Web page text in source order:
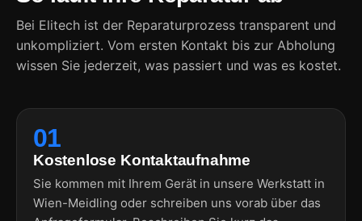
Bei Elitech ist der Reparaturprozess transparent und
unkompliziert. Vom ersten Kontakt bis zur Abholung
wissen Sie jederzeit, was passiert und was es kostet.
01
Kostenlose Kontaktaufnahme
Sie kommen mit Ihrem Gerät in unsere Werkstatt in
Wien-Meidling oder schreiben uns vorab über das